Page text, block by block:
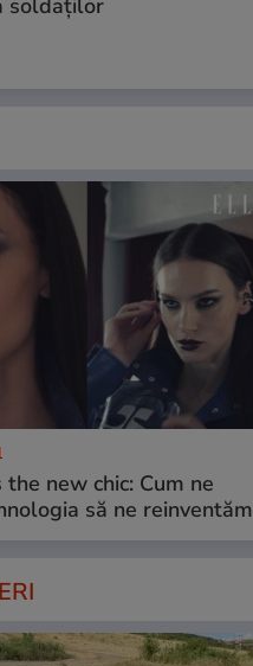
new chic: Cum ne
să ne reinventăm